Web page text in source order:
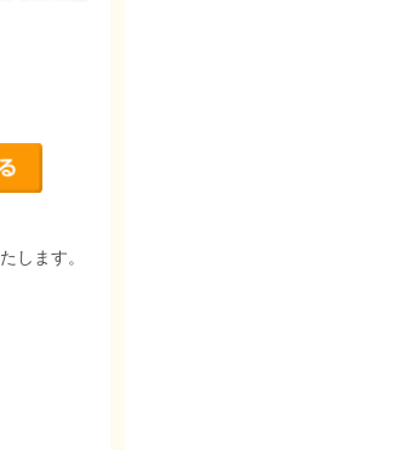
します。